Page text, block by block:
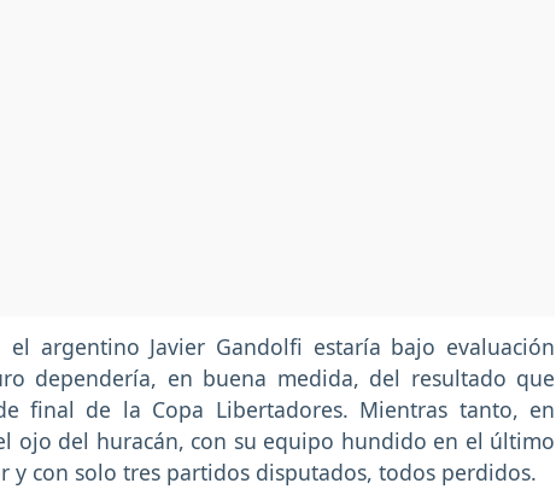
argentino Javier Gandolfi estaría bajo evaluación
dependería, en buena medida, del resultado que
final de la Copa Libertadores. Mientras tanto, en
ojo del huracán, con su equipo hundido en el último
y con solo tres partidos disputados, todos perdidos.